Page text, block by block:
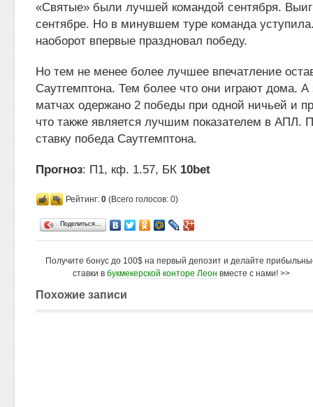
«Святые» были лучшей командой сентября.
сентябре. Но в минувшем туре команда
наоборот впервые праздновал победу.
Но тем не менее более лучшее впечатление
Саутгемптона. Тем более что они играют дома. А
матчах одержано 2 победы при одной ничьей и
что также является лучшим показателем в АПЛ.
ставку победа Саутгемптона.
Прогноз: П1, кф. 1.57, БК 10bet
Рейтинг: 0 (Всего голосов: 0)
Поделиться…
Получите бонус до 100$ на первый депозит и делайте
ставки в букмекерской конторе Леон вместе с нами! >>
Похожие записи